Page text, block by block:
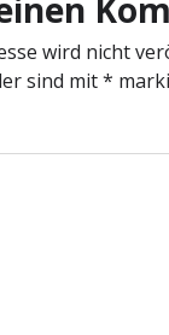
wird nicht
sind mit*